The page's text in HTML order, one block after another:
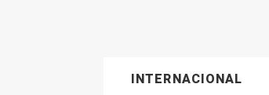
INTERNACIONAL